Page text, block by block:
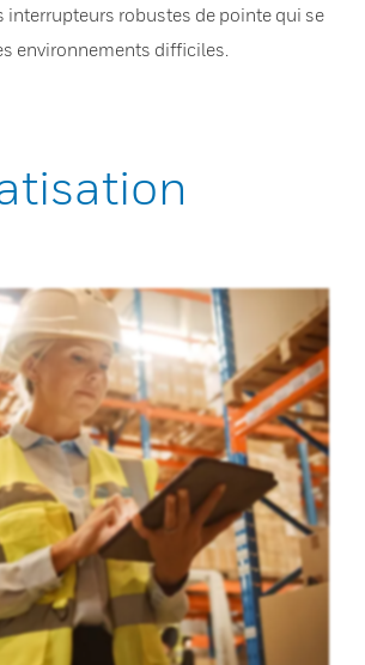
interrupteurs robustes de pointe qui se
environnements difficiles.